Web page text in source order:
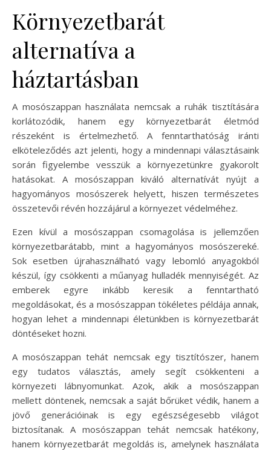
Környezetbarát
alternatíva a
háztartásban
A mosószappan használata nemcsak a ruhák tisztítására
korlátozódik, hanem egy környezetbarát életmód
részeként is értelmezhető. A fenntarthatóság iránti
elköteleződés azt jelenti, hogy a mindennapi választásaink
során figyelembe vesszük a környezetünkre gyakorolt
hatásokat. A mosószappan kiváló alternatívát nyújt a
hagyományos mosószerek helyett, hiszen természetes
összetevői révén hozzájárul a környezet védelméhez.
Ezen kívül a mosószappan csomagolása is jellemzően
környezetbarátabb, mint a hagyományos mosószereké.
Sok esetben újrahasználható vagy lebomló anyagokból
készül, így csökkenti a műanyag hulladék mennyiségét. Az
emberek egyre inkább keresik a fenntartható
megoldásokat, és a mosószappan tökéletes példája annak,
hogyan lehet a mindennapi életünkben is környezetbarát
döntéseket hozni.
A mosószappan tehát nemcsak egy tisztítószer, hanem
egy tudatos választás, amely segít csökkenteni a
környezeti lábnyomunkat. Azok, akik a mosószappan
mellett döntenek, nemcsak a saját bőrüket védik, hanem a
jövő generációinak is egy egészségesebb világot
biztosítanak. A mosószappan tehát nemcsak hatékony,
hanem környezetbarát megoldás is, amelynek használata